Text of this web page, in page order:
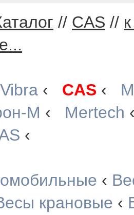
// CAS //
Vibra ‹ CAS ‹
М ‹ Mertech
‹
‹
крановые ‹